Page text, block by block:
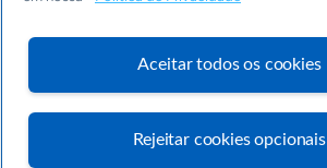
Aceitar todos os cookies
Rejeitar cookies opcionais